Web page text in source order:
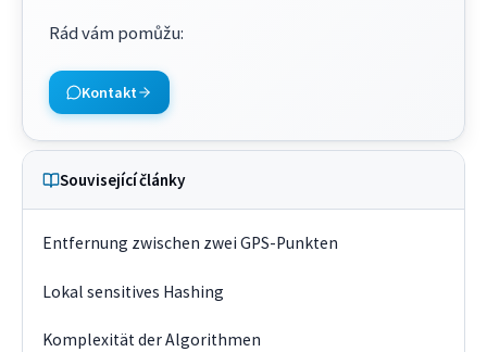
Rád vám pomůžu:
Kontakt
Související články
Entfernung zwischen zwei GPS-Punkten
Lokal sensitives Hashing
Komplexität der Algorithmen